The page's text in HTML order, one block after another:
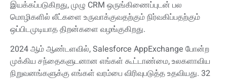
இயக்கப்படுகிறது, முழு CRM ஒருங்கிணைப்புடன் பல
மொழிகளில் லீட்களை உருவாக்குவதற்கும் நிர்வகிப்பதற்கும்
ஒப்பிடமுடியாத திறன்களை வழங்குகிறது.
2024 ஆம் ஆண்டளவில், Salesforce AppExchange போன்ற
முக்கிய சந்தைகளுடனான எங்கள் கூட்டாண்மை, உலகளாவிய
நிறுவனங்களுக்கு எங்கள் வரம்பை விரிவுபடுத்த உதவியது. 32